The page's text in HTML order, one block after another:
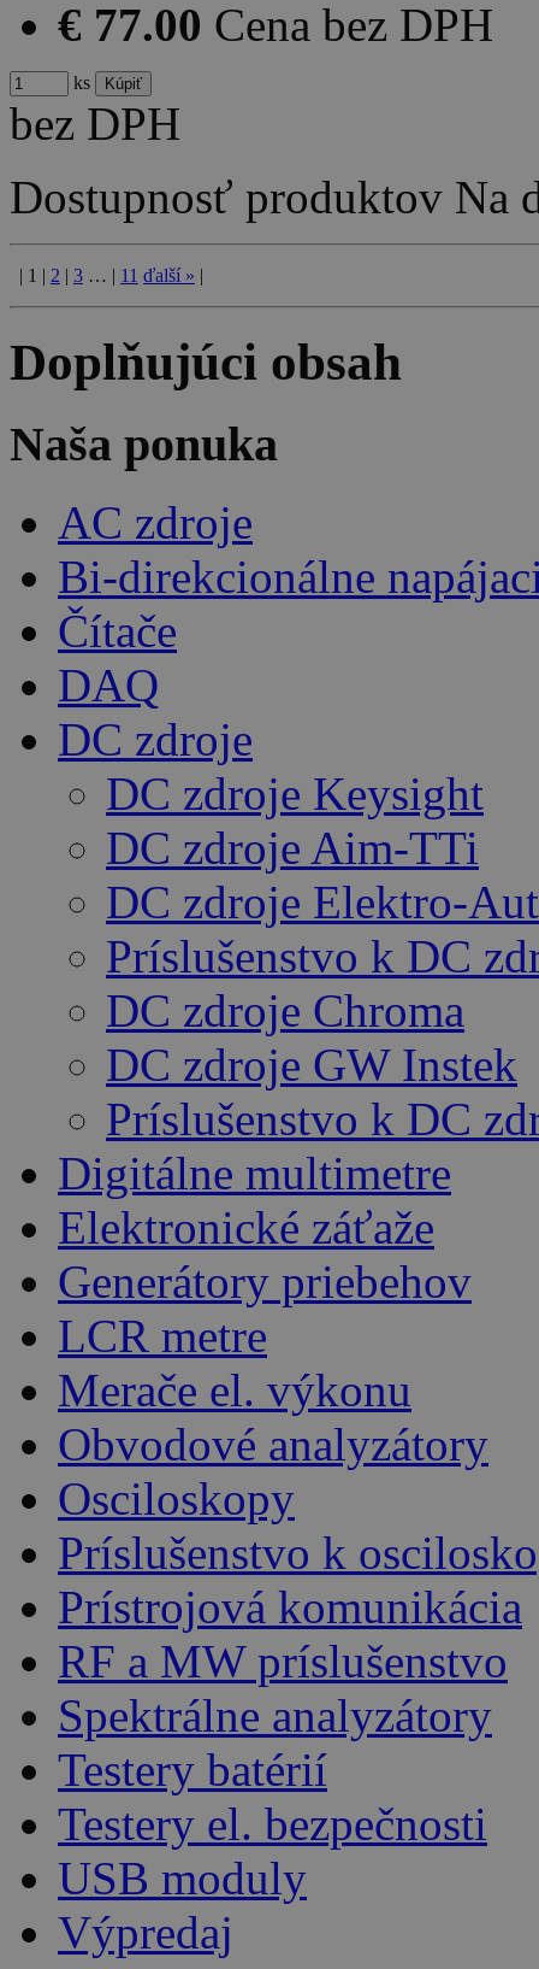
€ 77.00 Cena bez DPH
ks
bez DPH
Dostupnosť produktov Na
| 1 | 2 | 3 … | 11 ďalší » |
Doplňujúci obsah
Naša ponuka
AC zdroje
Bi-direkcionálne
Čítače
DAQ
DC zdroje
DC zdroje Keysight
DC zdroje Aim-TTi
DC zdroje Elektro-
Príslušenstvo k DC
DC zdroje Chroma
DC zdroje GW Instek
Príslušenstvo k DC
Digitálne multimetre
Elektronické záťaže
Generátory priebehov
LCR metre
Merače el. výkonu
Obvodové analyzátory
Osciloskopy
Príslušenstvo k
Prístrojová komunikácia
RF a MW príslušenstvo
Spektrálne analyzátory
Testery batérií
Testery el. bezpečnosti
USB moduly
Výpredaj